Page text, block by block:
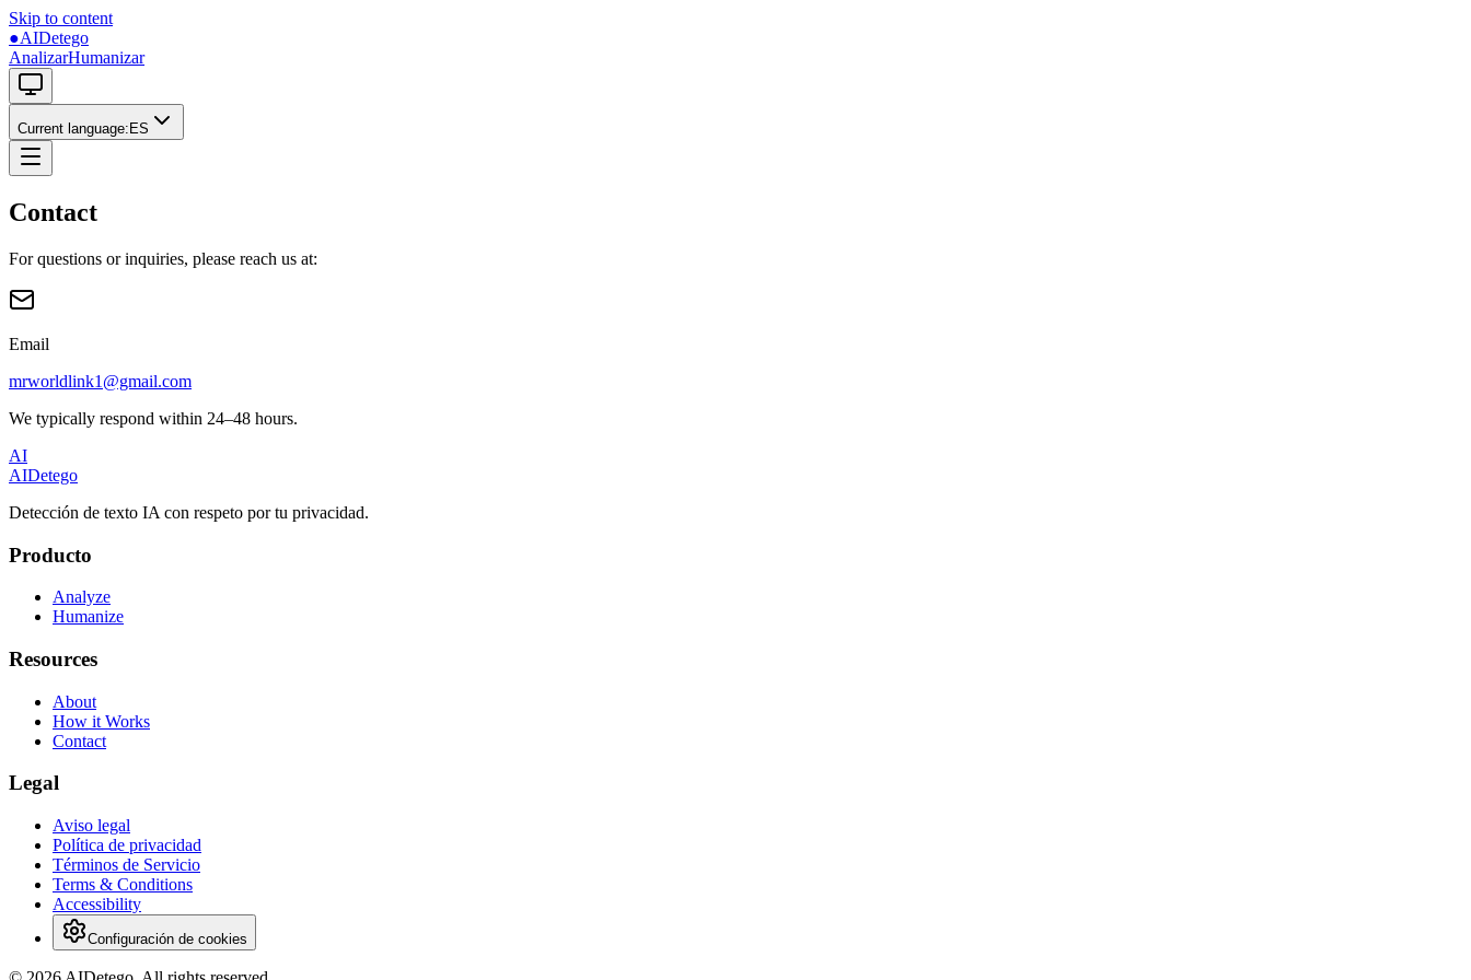
Skip to content
●AIDetego
AnalizarHumanizar
Current language: ES
Contact
For questions or inquiries, please reach us at:
Email
mrworldlink1@gmail.com
We typically respond within 24–48 hours.
AI
AIDetego
Detección de texto IA con respeto por tu privacidad.
Producto
Analyze
Humanize
Resources
About
How it Works
Contact
Legal
Aviso legal
Política de privacidad
Términos de Servicio
Terms & Conditions
Accessibility
Configuración de cookies